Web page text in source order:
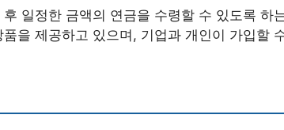
일정한 금액의 연금을 수령할 수 있도록 하
을 제공하고 있으며, 기업과 개인이 가입할